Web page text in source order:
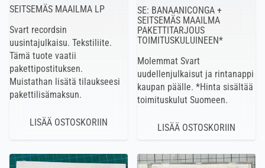
SEITSEMÄS MAAILMA LP
Svart recordsin
uusintajulkaisu. Tekstiliite.
Tämä tuote vaatii
pakettipostituksen.
Muistathan lisätä tilaukseesi
pakettilisämaksun.
SE: BANAANICONGA +
SEITSEMÄS MAAILMA
PAKETTITARJOUS
TOIMITUSKULUINEEN*
Molemmat Svart
uudellenjulkaisut ja rintanappi
kaupan päälle. *Hinta sisältää
toimituskulut Suomeen.